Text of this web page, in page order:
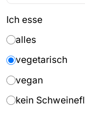
Ich esse
alles
vegetarisch
vegan
kein